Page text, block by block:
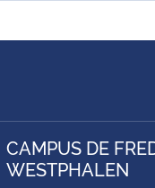
CAMPUS DE
WESTPHALEN